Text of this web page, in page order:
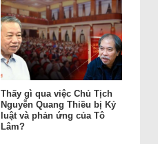
Thấy gì qua việc Chủ Tịch
Nguyễn Quang Thiều bị Kỷ
luật và phản ứng của Tô
Lâm?